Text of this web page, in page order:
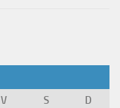
V S
D